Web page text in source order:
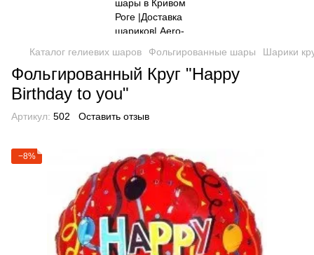
Каталог гелиевих шаров Фольгированные шары Шарики
Фольгированный Круг "Happy
Birthday to you"
Артикул: 502 Оставить отзыв
−8%